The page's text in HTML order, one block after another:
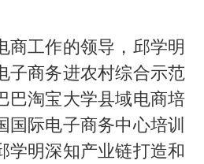
商工作的领导，邱学明
子商务进农村综合示范
巴淘宝大学县域电商培
国际电子商务中心培训
学明深知产业链打造和